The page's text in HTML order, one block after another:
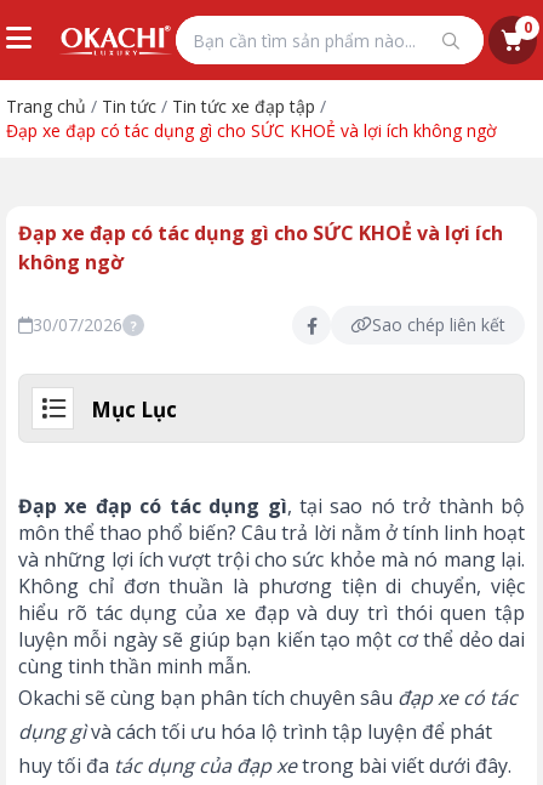
0
Trang chủ / Tin tức / Tin tức xe đạp tập /
Đạp xe đạp có tác dụng gì cho SỨC KHOẺ và lợi ích không ngờ
Đạp xe đạp có tác dụng gì cho SỨC KHOẺ và lợi ích
không ngờ
30/07/2026 ? Sao chép liên kết
Mục Lục
Đạp xe đạp có tác dụng gì, tại sao nó trở thành bộ
môn thể thao phổ biến? Câu trả lời nằm ở tính linh hoạt
và những lợi ích vượt trội cho sức khỏe mà nó mang lại.
Không chỉ đơn thuần là phương tiện di chuyển, việc
hiểu rõ tác dụng của xe đạp và duy trì thói quen tập
luyện mỗi ngày sẽ giúp bạn kiến tạo một cơ thể dẻo dai
cùng tinh thần minh mẫn.
Okachi sẽ cùng bạn phân tích chuyên sâu đạp xe có tác
dụng gìvà cách tối ưu hóa lộ trình tập luyện để phát
huy tối đa tác dụng của đạp xetrong bài viết dưới đây.